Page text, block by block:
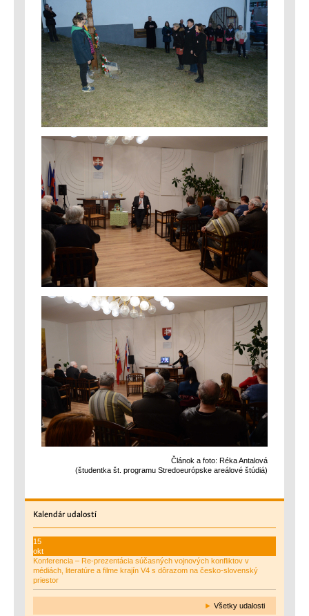
Článok a foto: Réka Antalová
(študentka št. programu Stredoeurópske areálové štúdiá)
Kalendárudalostí
15
okt
Konferencia – Re-prezentácia súčasných vojnových konfliktov v
médiách, literatúre a filme krajín V4 s dôrazom na česko-slovenský
priestor
► Všetky udalosti